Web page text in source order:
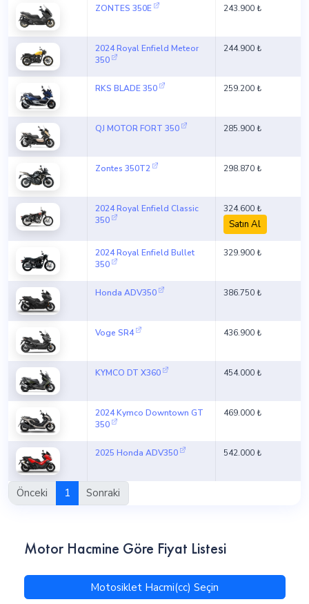
ZONTES 350E 243.900 ₺
2024 Royal Enfield Meteor
350
244.900 ₺
RKS BLADE 350 259.200 ₺
QJ MOTOR FORT 350 285.900 ₺
Zontes 350T2 298.870 ₺
2024 Royal Enfield Classic
350
324.600 ₺
Satın Al
2024 Royal Enfield Bullet
350
329.900 ₺
Honda ADV350 386.750 ₺
Voge SR4 436.900 ₺
KYMCO DT X360 454.000 ₺
2024 Kymco Downtown GT
350
469.000 ₺
2025 Honda ADV350 542.000 ₺
Önceki 1 Sonraki
Motor Hacmine Göre Fiyat Listesi
Motosiklet Hacmi(cc) Seçin